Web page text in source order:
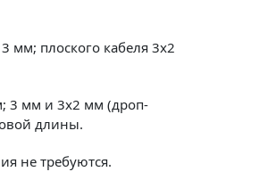
плоского кабеля 3х2
3 мм и 3х2 мм (дроп-
длины.
не требуются.